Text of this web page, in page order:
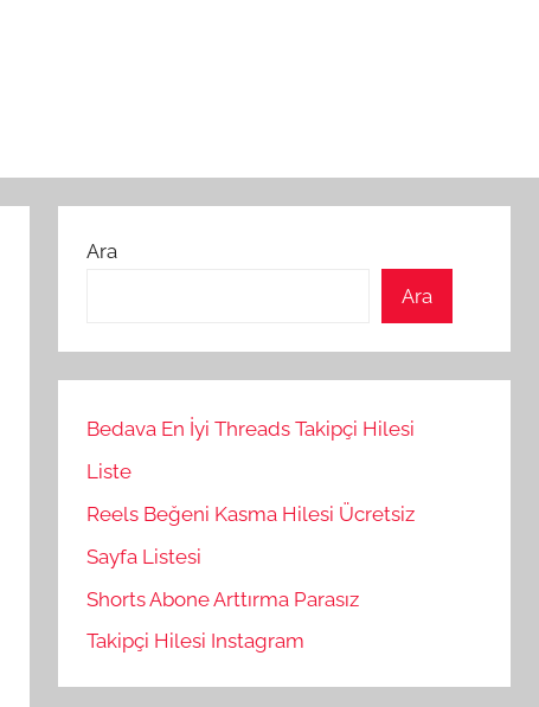
Ara
Ara
Bedava En İyi Threads Takipçi Hilesi
Liste
Reels Beğeni Kasma Hilesi Ücretsiz
Sayfa Listesi
Shorts Abone Arttırma Parasız
Takipçi Hilesi Instagram